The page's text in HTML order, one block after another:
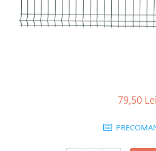
Adezivi placări
Împrejmuire
Vopsele spray
Sisteme de nivelare
Canciocuri și mistrii
79,50 Lei